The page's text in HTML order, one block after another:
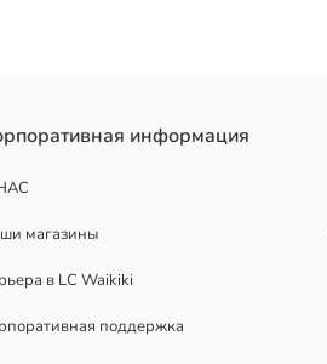
информация
магазины
в LC Waikiki
поддержка